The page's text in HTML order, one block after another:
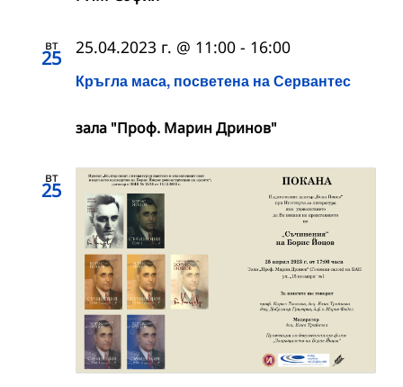
вт
25
Кръгла маса, посветена на Сервантес
25.04.2023 г. @ 11:00 - 16:00
зала "Проф. Марин Дринов"
вт
25